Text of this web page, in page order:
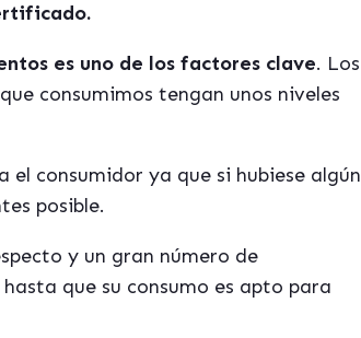
es uno de los factores clave. Los
consumimos tengan unos niveles
consumidor ya que si hubiese algún
posible.
y un gran número de
que su consumo es apto para